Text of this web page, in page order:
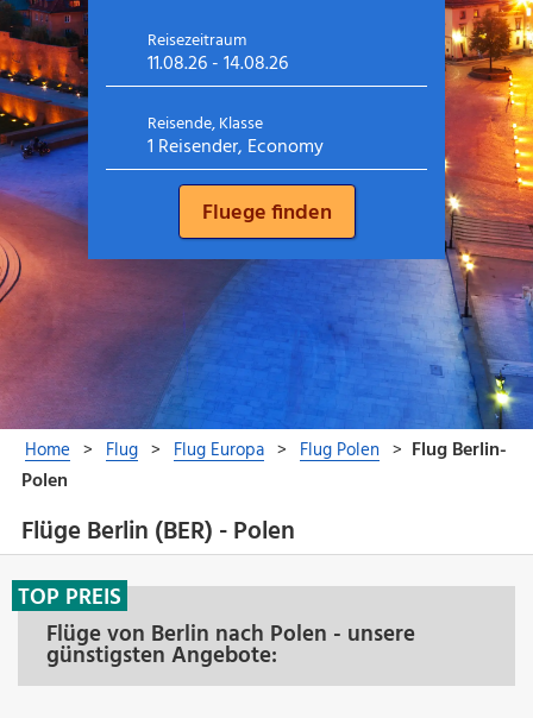
Flüge Berlin (BER) - Polen
Flüge von Berlin nach Polen - unsere
günstigsten Angebote:
TOP PREIS